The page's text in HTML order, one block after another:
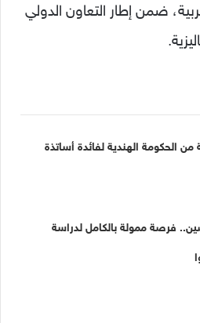
ضمن إطار التعاون الدولي
الحكومة الهندية لفائدة أساتذة
2027 في الصين.. فرصة ممولة بالكامل لدراسة